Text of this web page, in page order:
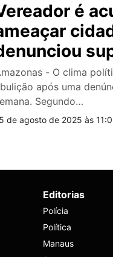
é
de
- O clima
após uma
Segundo…
de agosto de 2025 às
Editorias
Polícia
Política
Manaus